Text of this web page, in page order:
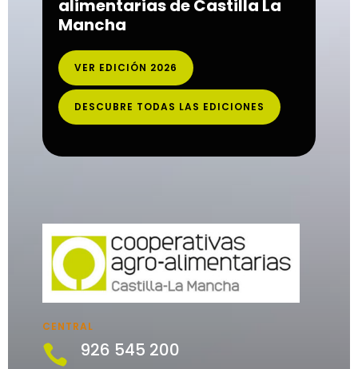
alimentarias de Castilla La
Mancha
VER EDICIÓN 2026
DESCUBRE TODAS LAS EDICIONES
CENTRAL
 926 545 200